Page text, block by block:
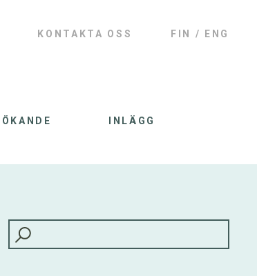
KONTAKTA OSS FIN ENG
INLÄGG
HAKU: